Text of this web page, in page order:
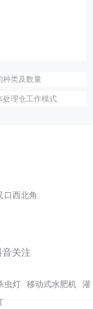
种类及数量
处理仓工作模式
口西北角
音关注
虫灯 移动式水肥机
灌